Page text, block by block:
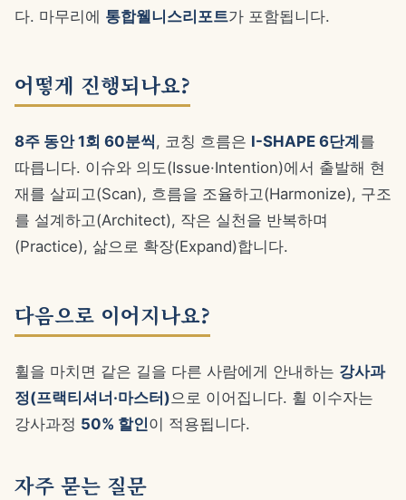
다. 마무리에 통합웰니스리포트가 포함됩니다.
어떻게 진행되나요?
8주 동안 1회 60분씩, 코칭 흐름은 I-SHAPE 6단계 를
따릅니다. 이슈와 의도(Issue·Intention)에서 출발해 현
재를 살피고(Scan), 흐름을 조율하고(Harmonize), 구조
를 설계하고(Architect), 작은 실천을 반복하며
(Practice), 삶으로 확장(Expand)합니다.
다음으로 이어지나요?
휠을 마치면 같은 길을 다른 사람에게 안내하는 강사과
정(프랙티셔너·마스터)으로 이어집니다. 휠 이수자는
강사과정 50% 할인이 적용됩니다.
자주 묻는 질문